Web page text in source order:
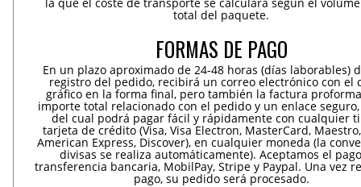
total del paquete.
FORMAS DE PAGO
En un plazo aproximado de 24-48 horas (días laborables)
registro del pedido, recibirá un correo electrónico con el
gráfico en la forma final, pero también la factura
importe total relacionado con el pedido y un enlace
del cual podrá pagar fácil y rápidamente con cualquier
tarjeta de crédito (Visa, Visa Electron, MasterCard,
American Express, Discover), en cualquier moneda (la
divisas se realiza automáticamente). Aceptamos el
transferencia bancaria, MobilPay, Stripe y Paypal. Una vez
pago, su pedido será procesado.